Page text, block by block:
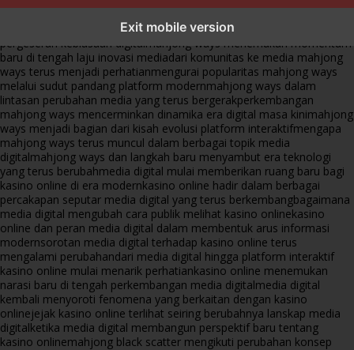
Exit mobile version
fenomena mahjong ways muncul bersama
pergeseran kebiasaan digitalmahjong ways menemukan momentum
baru di tengah laju inovasi mediadari komunitas ke media mahjong
ways terus menjadi perhatianmengurai popularitas mahjong ways
melalui sudut pandang platform modernmahjong ways dalam
lintasan perubahan media yang terus bergerakperkembangan
mahjong ways mencerminkan dinamika era digital masa kinimahjong
ways menjadi bagian dari kisah evolusi platform interaktifmengapa
mahjong ways terus muncul dalam berbagai topik media
digitalmahjong ways dan langkah baru menyambut era teknologi
yang terus berubahmedia digital mulai memberikan ruang baru bagi
kasino online di era modernkasino online hadir dalam berbagai
percakapan seputar media digital yang terus berkembangbagaimana
media digital mengubah cara publik melihat kasino onlinekasino
online dan peran media digital dalam membentuk arus informasi
modernsorotan media digital terhadap kasino online terus
mengalami perubahandari media digital hingga platform interaktif
kasino online mulai menarik perhatiankasino online menemukan
narasi baru di tengah perkembangan media digitalmedia digital
kembali menyoroti fenomena yang berkaitan dengan kasino
onlinejejak kasino online terlihat seiring berubahnya lanskap media
digitalketika media digital membangun perspektif baru tentang
kasino onlinemahjong black scatter mengikuti perubahan konsep